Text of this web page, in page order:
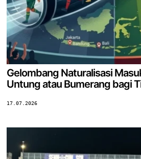
Gelombang Naturalisasi
Untung atau Bumerang bagi
17.07.2026